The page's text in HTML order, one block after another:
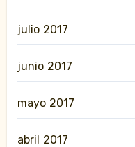
julio 2017
junio 2017
mayo 2017
abril 2017